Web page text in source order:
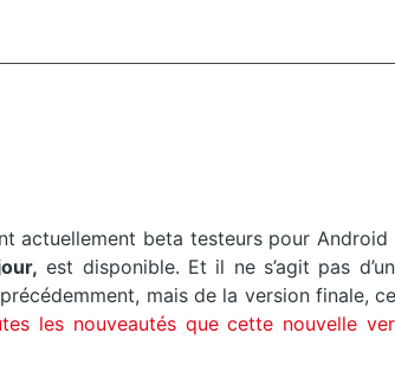
actuellement beta testeurs pour Android
est disponible. Et il ne s’agit pas
mais de la version finale,
les nouveautés que cette nouvelle